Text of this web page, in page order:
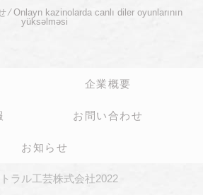
⁄Onlayn kazinolarda canlı diler oyunlarının
yüksəlməsi
企業概要
お問い合わせ
お知らせ
ラル工芸株式会社2022